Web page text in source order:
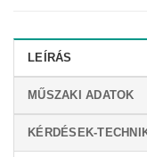
LEÍRÁS
MŰSZAKI ADATOK
KÉRDÉSEK-